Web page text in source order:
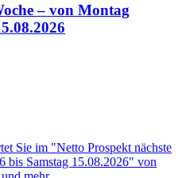
– von Montag
Sie im "Netto Prospekt nächste
bis Samstag 15.08.2026" von